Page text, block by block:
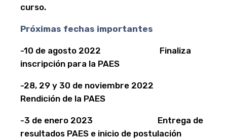
curso.
Próximas fechas importantes
-10 de agosto 2022 Finaliza
inscripción para la PAES
-28, 29 y 30 de noviembre 2022
Rendición de la PAES
-3 de enero 2023 Entrega de
resultados PAES e inicio de postulación